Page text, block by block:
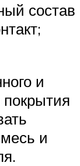
состав
и
покрытия
и